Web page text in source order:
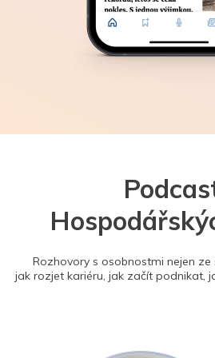
Rozhovory s osobnostmi nejen ze
jak rozjet kariéru, jak začít podnikat,